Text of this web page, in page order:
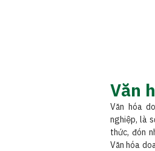
Văn
Văn hóa
nghiệp, là
thức, đón
Văn hóa